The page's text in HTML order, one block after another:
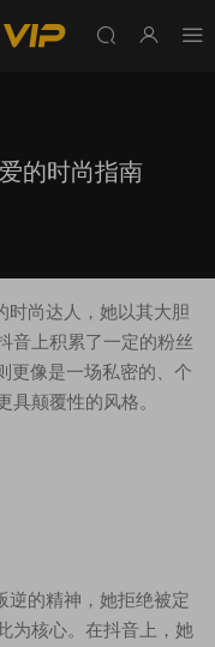
的时尚指南
时尚达人，她以其大胆
音上积累了一定的粉丝
更像是一场私密的、个
颠覆性的风格。
逆的精神，她拒绝被定
为核心。在抖音上，她